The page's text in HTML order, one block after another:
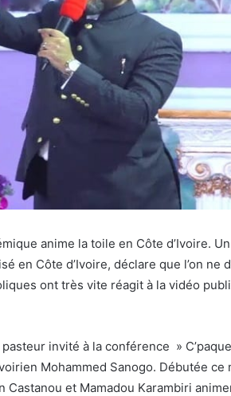
anime la toile en Côte d’Ivoire.
en Côte d’Ivoire, déclare que l’on ne
ont très vite réagit à la vidéo
invité à la conférence »
Mohammed Sanogo. Débutée ce
Castanou et Mamadou Karambiri